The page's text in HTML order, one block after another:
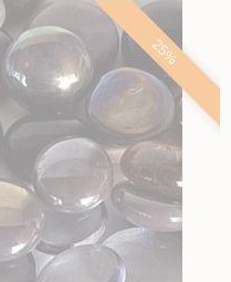
25%